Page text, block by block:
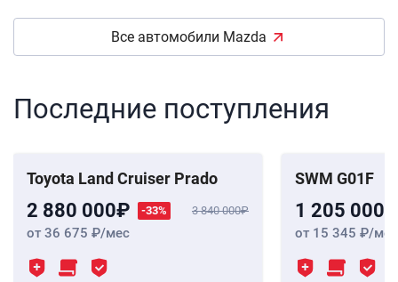
Все автомобили Mazda
Последние поступления
Toyota Land Cruiser Prado
2 880 000 -33% 3 840 000
от 36 675 /мес
SWM G01F
1 205 000
от 15 345 /мес